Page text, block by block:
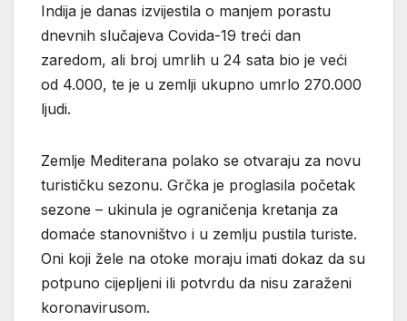
Indija je danas izvijestila o manjem porastu
dnevnih slučajeva Covida-19 treći dan
zaredom, ali broj umrlih u 24 sata bio je veći
od 4.000, te je u zemlji ukupno umrlo 270.000
ljudi.
Zemlje Mediterana polako se otvaraju za novu
turističku sezonu. Grčka je proglasila početak
sezone – ukinula je ograničenja kretanja za
domaće stanovništvo i u zemlju pustila turiste.
Oni koji žele na otoke moraju imati dokaz da su
potpuno cijepljeni ili potvrdu da nisu zaraženi
koronavirusom.